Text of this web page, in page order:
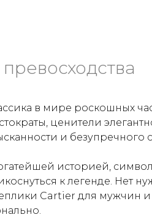
в мире роскошных
ценители
и безупречного
историей,
к легенде. Нет
Cartier для мужчин